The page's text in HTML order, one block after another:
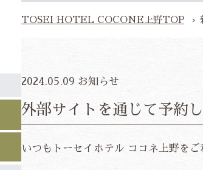
TOSEI HOTEL COCONE 上野TOP
2024.05.09 お知らせ
外部サイトを通じて予約
いつもトーセイホテル ココネ上野を